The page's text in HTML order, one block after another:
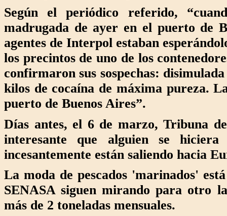
Según el periódico referido,
madrugada de ayer en el puerto de
agentes de Interpol estaban
los precintos de uno de los
confirmaron sus sospechas:
kilos de cocaína de máxima pureza.
puerto de Buenos Aires”.
Días antes, el 6 de marzo, Tribuna
interesante que alguien se
incesantemente están saliendo hacia
La moda de pescados 'marinados'
SENASA siguen mirando para otro
más de 2 toneladas mensuales.